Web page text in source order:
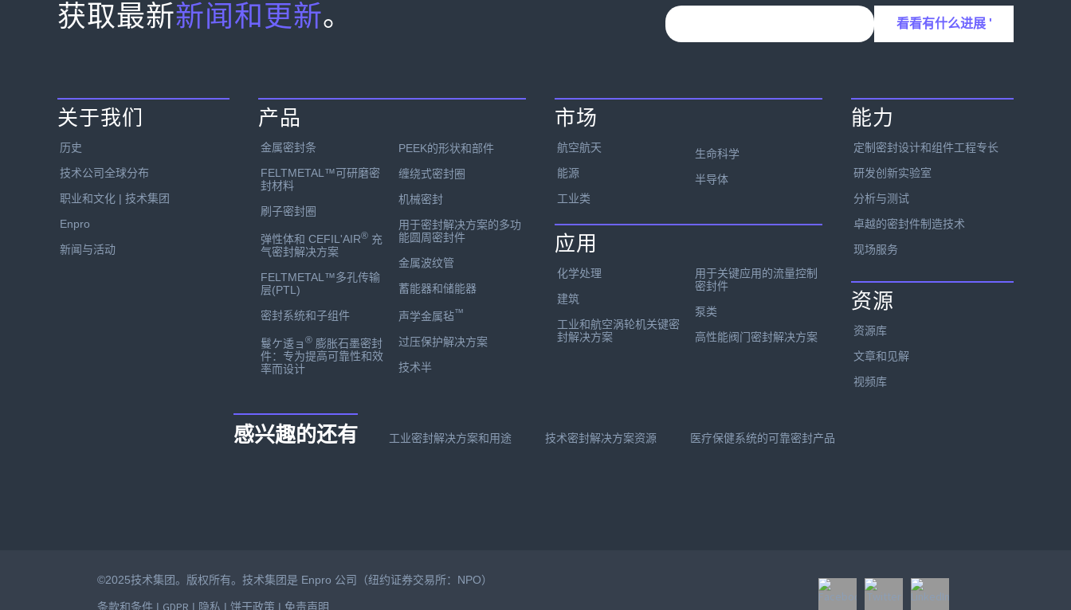
获取最新新闻和更新。
关于我们
历史
技术公司全球分布
职业和文化 | 技术集团
Enpro
新闻与活动
产品
金属密封条
FELTMETAL™可研磨密
封材料
刷子密封圈
弹性体和 CEFIL'AIR® 充
气密封解决方案
FELTMETAL™多孔传输
层(PTL)
密封系统和子组件
鬘ケ逶ョ ® 膨胀石墨密封
件：专为提高可靠性和效
率而设计
PEEK的形状和部件
缠绕式密封圈
机械密封
用于密封解决方案的多功
能圆周密封件
金属波纹管
蓄能器和储能器
声学金属毡™
过压保护解决方案
技术半
市场
航空航天
能源
工业类
生命科学
半导体
应用
化学处理
建筑
工业和航空涡轮机关键密
封解决方案
用于关键应用的流量控制
密封件
泵类
高性能阀门密封解决方案
能力
定制密封设计和组件工程专长
研发创新实验室
分析与测试
卓越的密封件制造技术
现场服务
资源
资源库
文章和见解
视频库
感兴趣的还有 工业密封解决方案和用途 技术密封解决方案资源 医疗保健系统的可靠密封产品
©2025技术集团。版权所有。技术集团是 Enpro 公司（纽约证券交易所：NPO）
条款和条件 | GDPR | 隐私 | 饼干政策 | 免责声明